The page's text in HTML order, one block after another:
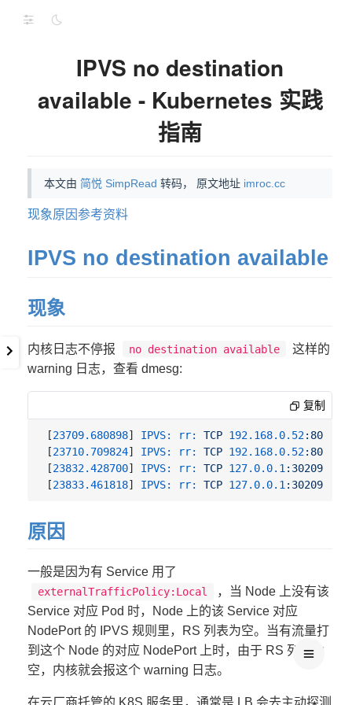
IPVS no destination
available - Kubernetes 实践
指南
本文由 简悦 SimpRead 转码， 原文地址 imroc.cc
现象原因参考资料
IPVS no destination available
现象
内核日志不停报 no destination available
这样的
warning 日志，查看 dmesg:
复制
[23709.680898] IPVS: rr: TCP 192.168.0.52:80
[23710.709824] IPVS: rr: TCP 192.168.0.52:80
[23832.428700] IPVS: rr: TCP 127.0.0.1 :30209
[23833.461818] IPVS: rr: TCP 127.0.0.1 :30209
原因
一般是因为有 Service 用了
externalTrafficPolicy:Local
，当 Node 上没有该
Service 对应 Pod 时，Node 上的该 Service 对应
NodePort 的 IPVS 规则里，RS 列表为空。当有流量打
到这个 Node 的对应 NodePort 上时，由于 RS 列表为
空，内核就会报这个 warning 日志。
在云厂商托管的 K8S 服务里，通常是 LB 会去主动探测